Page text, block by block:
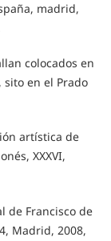
madrid,
colocados en
sito en el Prado
artística de
XXXVI,
de Francisco de
Madrid, 2008,